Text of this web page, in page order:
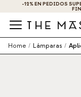
¡OBTÉN UN -
Home / Lámparas /